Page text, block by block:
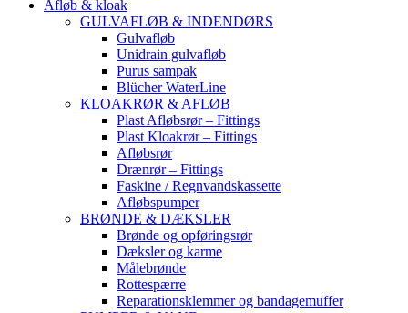
Afløb & kloak
GULVAFLØB & INDENDØRS
Gulvafløb
Unidrain gulvafløb
Purus sampak
Blücher WaterLine
KLOAKRØR & AFLØB
Plast Afløbsrør – Fittings
Plast Kloakrør – Fittings
Afløbsrør
Drænrør – Fittings
Faskine / Regnvandskassette
Afløbspumper
BRØNDE & DÆKSLER
Brønde og opføringsrør
Dæksler og karme
Målebrønde
Rottespærre
Reparationsklemmer og bandagemuffer